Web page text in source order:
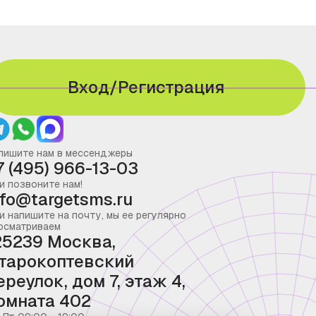
Вход/Регистрация
нам в мессенджеры
(495) 966-13-03
позвоните нам!
напишите на почту, мы ее регулярно
Москва,
дом 7, этаж 4,
402